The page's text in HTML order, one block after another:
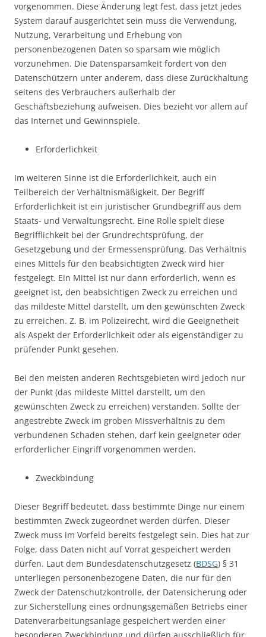
vorgenommen. Diese Änderung legt fest, dass jetzt jedes
System darauf ausgerichtet sein muss die Verwendung,
Nutzung, Verarbeitung und Erhebung von
personenbezogenen Daten so sparsam wie möglich
vorzunehmen. Die Datensparsamkeit fordert von den
Datenschützern unter anderem, dass diese Zurückhaltung
seitens des Verbrauchers außerhalb der
Geschäftsbeziehung aufweisen. Dies bezieht vor allem auf
das Internet und Gewinnspiele.
Erforderlichkeit
Im weiteren Sinne ist die Erforderlichkeit, auch ein
Teilbereich der Verhältnismäßigkeit. Der Begriff
Erforderlichkeit ist ein juristischer Grundbegriff aus dem
Staats- und Verwaltungsrecht. Eine Rolle spielt diese
Begrifflichkeit bei der Grundrechtsprüfung, der
Gesetzgebung und der Ermessensprüfung. Das Verhältnis
eines Mittels für den beabsichtigten Zweck wird hier
festgelegt. Ein Mittel ist nur dann erforderlich, wenn es
geeignet ist, den beabsichtigen Zweck zu erreichen und
das mildeste Mittel darstellt, um den gewünschten Zweck
zu erreichen. Z. B. im Polizeirecht, wird die Geeignetheit
als Aspekt der Erforderlichkeit oder als eigenständiger zu
prüfender Punkt gesehen.
Bei den meisten anderen Rechtsgebieten wird jedoch nur
der Punkt (das mildeste Mittel darstellt, um den
gewünschten Zweck zu erreichen) verstanden. Sollte der
angestrebte Zweck im groben Missverhältnis zu dem
verbundenen Schaden stehen, darf kein geeigneter oder
erforderlicher Eingriff vorgenommen werden.
Zweckbindung
Dieser Begriff bedeutet, dass bestimmte Dinge nur einem
bestimmten Zweck zugeordnet werden dürfen. Dieser
Zweck muss im Vorfeld bereits festgelegt sein. Dies hat zur
Folge, dass Daten nicht auf Vorrat gespeichert werden
dürfen. Laut dem Bundesdatenschutzgesetz (BDSG) § 31
unterliegen personenbezogene Daten, die nur für den
Zweck der Datenschutzkontrolle, der Datensicherung oder
zur Sicherstellung eines ordnungsgemäßen Betriebs einer
Datenverarbeitungsanlage gespeichert werden einer